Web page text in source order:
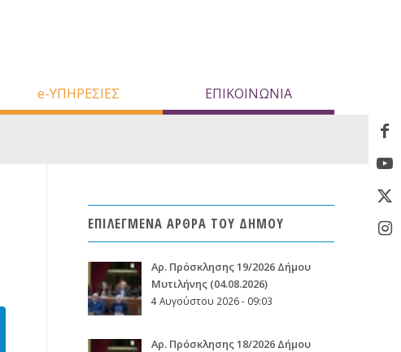
e-ΥΠΗΡΕΣΙΕΣ ΕΠΙΚΟΙΝΩΝΙΑ
ΕΠΙΛΕΓΜΕΝΑ ΑΡΘΡΑ ΤΟΥ ΔΗΜΟΥ
Aρ. Πρόσκλησης 19/2026 Δήμου
Μυτιλήνης (04.08.2026)
4 Αυγούστου 2026 - 09:03
Aρ. Πρόσκλησης 18/2026 Δήμου